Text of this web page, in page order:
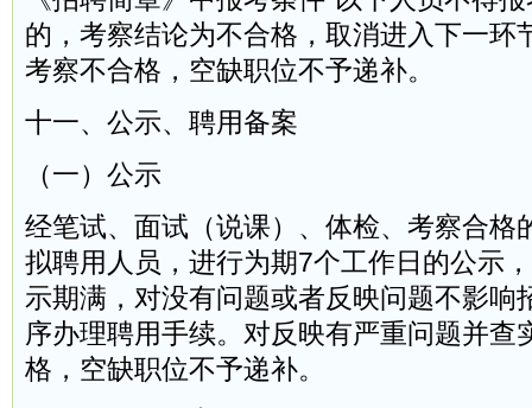
的，考察结论为不合格，取消进入下一环
考察不合格，空缺职位不予递补。
十一、公示、聘用备案
（一）公示
经笔试、面试（说课）、体检、考察合格
拟聘用人员，进行为期7个工作日的公示
示期满，对没有问题或者反映问题不影响
序办理聘用手续。对反映有严重问题并查
格，空缺职位不予递补。